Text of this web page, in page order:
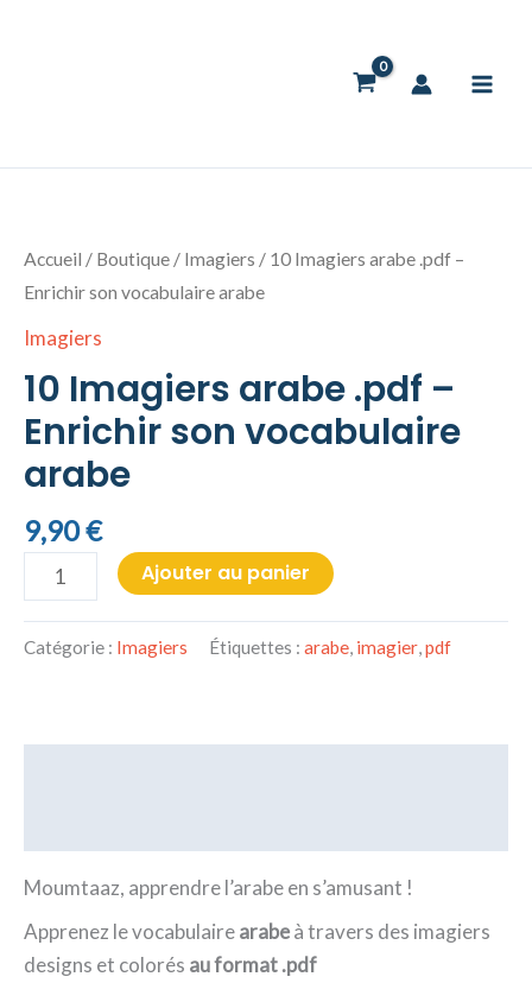
Accueil / Boutique / Imagiers / 10 Imagiers arabe .pdf –
Enrichir son vocabulaire arabe
Imagiers
10 Imagiers arabe .pdf –
Enrichir son vocabulaire
arabe
9,90€
10
Imagiers
.pdf
-
Enrichir
son
vocabulaire
arabe
Ajouter au panier
Catégorie : Imagiers Étiquettes : arabe, imagier,pdf
Moumtaaz, apprendre l’arabe en s’amusant !
Apprenez le vocabulairearabeà travers des imagiers
designs et colorés au format .pdf